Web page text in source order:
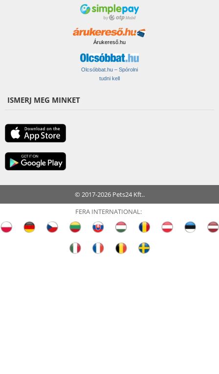
Árukereső.hu
Olcsóbbat.hu – Spórolni
tudni kell
ISMERJ MEG MINKET
© 2017-2026 Pets24 Kft..
FERA INTERNATIONAL: